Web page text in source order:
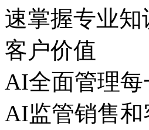
速掌握专业知
客户价值
AI全面管理每
AI监管销售和